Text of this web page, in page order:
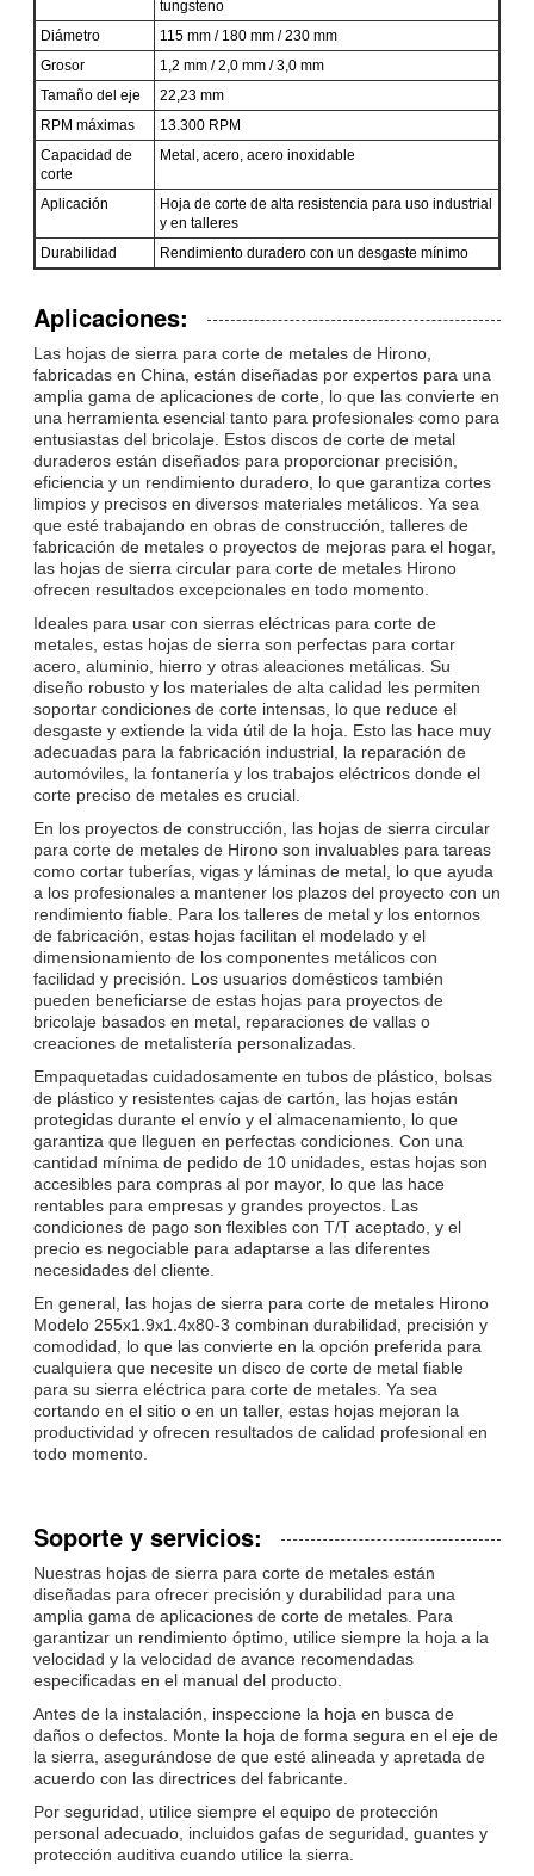
tungsteno
Diámetro
115 mm / 180 mm / 230 mm
Grosor
1,2 mm / 2,0 mm / 3,0 mm
Tamaño del eje
22,23 mm
RPM máximas
13.300 RPM
Capacidad de
corte
Metal, acero, acero inoxidable
Aplicación
Hoja de corte de alta resistencia para uso industrial
y en talleres
Durabilidad
Rendimiento duradero con un desgaste mínimo
Aplicaciones:
Las hojas de sierra para corte de metales de Hirono,
fabricadas en China, están diseñadas por expertos para una
amplia gama de aplicaciones de corte, lo que las convierte en
una herramienta esencial tanto para profesionales como para
entusiastas del bricolaje. Estos discos de corte de metal
duraderos están diseñados para proporcionar precisión,
eficiencia y un rendimiento duradero, lo que garantiza cortes
limpios y precisos en diversos materiales metálicos. Ya sea
que esté trabajando en obras de construcción, talleres de
fabricación de metales o proyectos de mejoras para el hogar,
las hojas de sierra circular para corte de metales Hirono
ofrecen resultados excepcionales en todo momento.
Ideales para usar con sierras eléctricas para corte de
metales, estas hojas de sierra son perfectas para cortar
acero, aluminio, hierro y otras aleaciones metálicas. Su
diseño robusto y los materiales de alta calidad les permiten
soportar condiciones de corte intensas, lo que reduce el
desgaste y extiende la vida útil de la hoja. Esto las hace muy
adecuadas para la fabricación industrial, la reparación de
automóviles, la fontanería y los trabajos eléctricos donde el
corte preciso de metales es crucial.
En los proyectos de construcción, las hojas de sierra circular
para corte de metales de Hirono son invaluables para tareas
como cortar tuberías, vigas y láminas de metal, lo que ayuda
a los profesionales a mantener los plazos del proyecto con un
rendimiento fiable. Para los talleres de metal y los entornos
de fabricación, estas hojas facilitan el modelado y el
dimensionamiento de los componentes metálicos con
facilidad y precisión. Los usuarios domésticos también
pueden beneficiarse de estas hojas para proyectos de
bricolaje basados en metal, reparaciones de vallas o
creaciones de metalistería personalizadas.
Empaquetadas cuidadosamente en tubos de plástico, bolsas
de plástico y resistentes cajas de cartón, las hojas están
protegidas durante el envío y el almacenamiento, lo que
garantiza que lleguen en perfectas condiciones. Con una
cantidad mínima de pedido de 10 unidades, estas hojas son
accesibles para compras al por mayor, lo que las hace
rentables para empresas y grandes proyectos. Las
condiciones de pago son flexibles con T/T aceptado, y el
precio es negociable para adaptarse a las diferentes
necesidades del cliente.
En general, las hojas de sierra para corte de metales Hirono
Modelo 255x1.9x1.4x80-3 combinan durabilidad, precisión y
comodidad, lo que las convierte en la opción preferida para
cualquiera que necesite un disco de corte de metal fiable
para su sierra eléctrica para corte de metales. Ya sea
cortando en el sitio o en un taller, estas hojas mejoran la
productividad y ofrecen resultados de calidad profesional en
todo momento.
Soporte y servicios:
Nuestras hojas de sierra para corte de metales están
diseñadas para ofrecer precisión y durabilidad para una
amplia gama de aplicaciones de corte de metales. Para
garantizar un rendimiento óptimo, utilice siempre la hoja a la
velocidad y la velocidad de avance recomendadas
especificadas en el manual del producto.
Antes de la instalación, inspeccione la hoja en busca de
daños o defectos. Monte la hoja de forma segura en el eje de
la sierra, asegurándose de que esté alineada y apretada de
acuerdo con las directrices del fabricante.
Por seguridad, utilice siempre el equipo de protección
personal adecuado, incluidos gafas de seguridad, guantes y
protección auditiva cuando utilice la sierra.